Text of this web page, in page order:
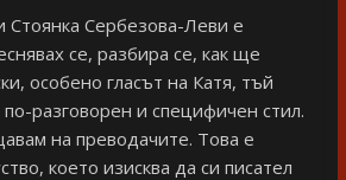
Стоянка Сербезова-Леви е
се, разбира се, как ще
особено гласът на Катя, тъй
по-разговорен и специфичен стил.
на преводачите. Това е
което изисква да си писател